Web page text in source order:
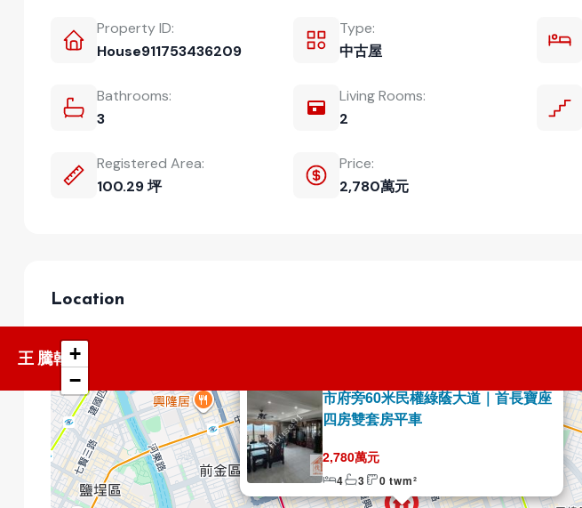
Property ID:
House911753436209
Type:
中古屋
Bathrooms:
3
Living Rooms:
2
Registered Area:
100.29 坪
Price:
2,780萬元
Location
Selling
市府旁60米民權綠蔭大道｜首長寶座
四房雙套房平車
2,780萬元
4 3 0 twm²
+
−
王 騰翰